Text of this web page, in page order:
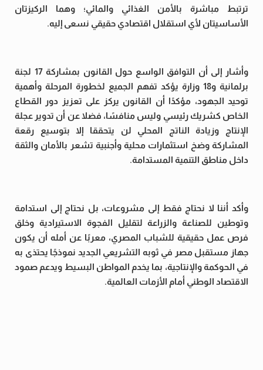
ترتبط مباشرة بالأمن الغذائي والمائي؛ وهما الركيزتان
الأساسيتان لأي استقلال اقتصادي حقيقي نسعى إليه.
وأشار إلى أن التوافق الواسع حول القانون بمشاركة 17 لجنة
برلمانية و18 وزارة يؤكد تفهم الجميع لخطورة المرحلة وأهمية
توحيد الجهود، مؤكدًا أن القانون يركز على تعزيز دور القطاع
الخاص كشريك رئيسي وليس منافسًا، فضلا عن أن تدوير عجلة
الإنتاج وزيادة الناتج المحلي لن يتحققا إلا بتوسيع رقعة
المشاركة وضخ استثمارات محلية وأجنبية تشعر بالأمان والثقة
داخل مناطق التنمية المستدامة.
وأكد أننا لا نحتاج فقط إلى مشروعات، بل نحتاج إلى استدامة
وتوطين للصناعة والزراعة لتقليل الفجوة الاستيرادية وخلق
فرص عمل حقيقية للشباب المصري، معربًا عن أمله أن يكون
جهاز مستقبل مصر في ثوبه التشريعي الجديد نموذجًا يحتذى به
في الحوكمة والإنتاجية، بما يخدم المواطن البسيط ويدعم صمود
الاقتصاد الوطني أمام الأزمات العالمية.